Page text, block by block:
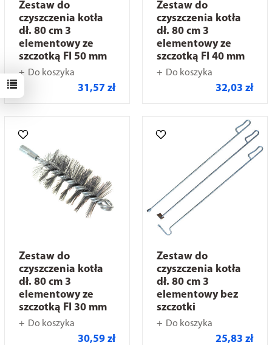
Zestaw do
czyszczenia kotła
dł. 80 cm 3
elementowy ze
szczotką FI 50 mm
Do koszyka
31,57 zł
Zestaw do
czyszczenia kotła
dł. 80 cm 3
elementowy ze
szczotką FI 40 mm
Do koszyka
32,03 zł
Zestaw do
czyszczenia kotła
dł. 80 cm 3
elementowy ze
szczotką FI 30 mm
Do koszyka
30,59 zł
Zestaw do
czyszczenia kotła
dł. 80 cm 3
elementowy bez
szczotki
Do koszyka
25,83 zł